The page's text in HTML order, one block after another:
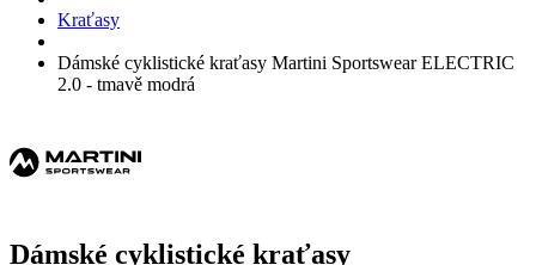
Kraťasy
Dámské cyklistické kraťasy Martini Sportswear ELECTRIC
2.0 - tmavě modrá
Dámské cyklistické kraťasy